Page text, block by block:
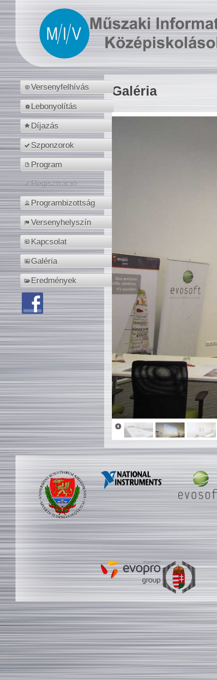
Versenyfelhívás
Lebonyolítás
Díjazás
Szponzorok
Program
Regisztráció
Programbizottság
Versenyhelyszín
Kapcsolat
Galéria
Eredmények
Galéria